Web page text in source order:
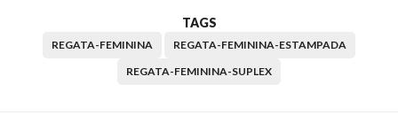
TAGS
REGATA-FEMININA
REGATA-FEMININA-ESTAMPADA
REGATA-FEMININA-SUPLEX